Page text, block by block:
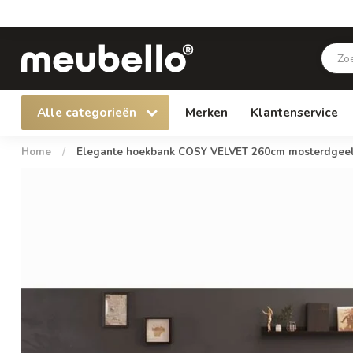
Alle categorieën Merken Klantenservice
Home / Elegante hoekbank COSY VELVET 260cm